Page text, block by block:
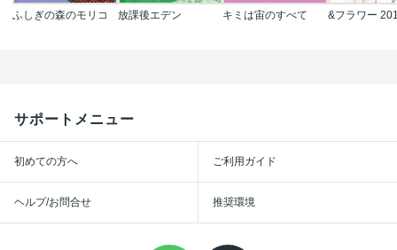
ふしぎの森のモリコ 放課後エデン キミは宙のすべて
サポートメニュー
初めての方へ ご利用ガイド
ヘルプ/お問合せ 推奨環境